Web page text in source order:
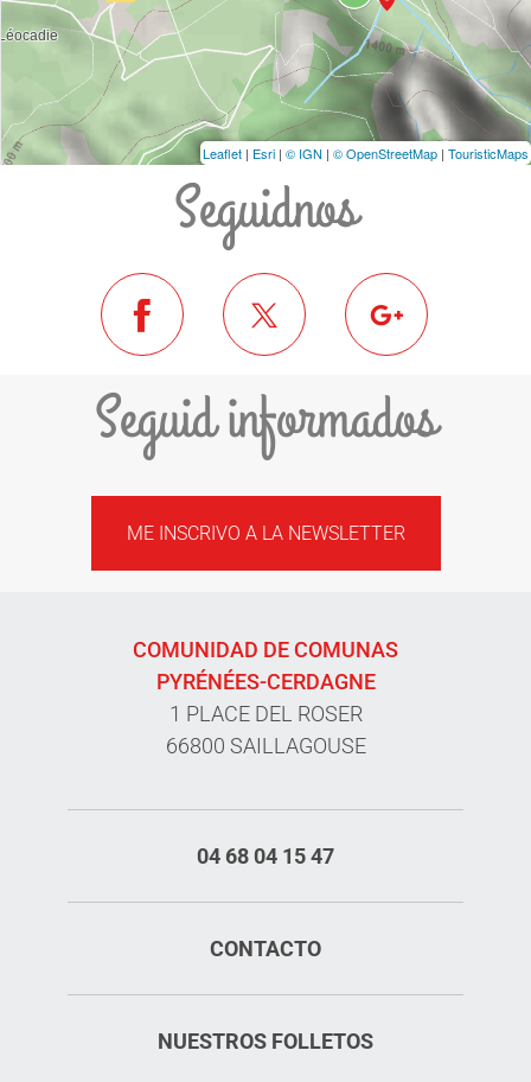
Leaflet | Esri | © IGN | © OpenStreetMap | TouristicMaps
Seguidnos
Seguid informados
ME INSCRIVO A LA NEWSLETTER
COMUNIDAD DE COMUNAS
PYRÉNÉES-CERDAGNE
1 PLACE DEL ROSER
66800 SAILLAGOUSE
04 68 04 15 47
CONTACTO
NUESTROS FOLLETOS